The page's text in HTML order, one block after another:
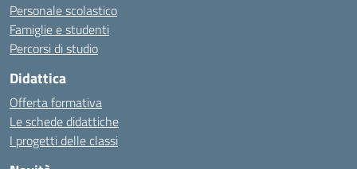
Personale scolastico
Famiglie e studenti
Percorsi di studio
Didattica
Offerta formativa
Le schede didattiche
I progetti delle classi